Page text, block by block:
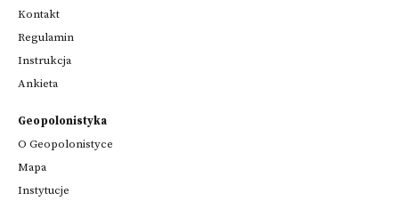
Kontakt
Regulamin
Instrukcja
Ankieta
Geopolonistyka
O Geopolonistyce
Mapa
Instytucje